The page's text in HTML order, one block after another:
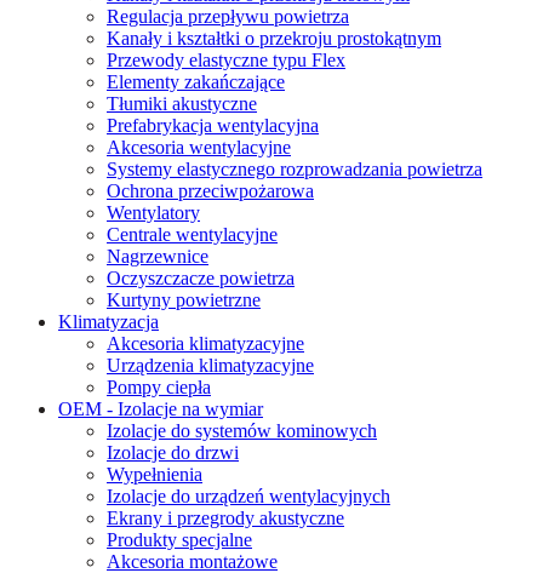
Regulacja przepływu powietrza
Kanały i kształtki o przekroju prostokątnym
Przewody elastyczne typu Flex
Elementy zakańczające
Tłumiki akustyczne
Prefabrykacja wentylacyjna
Akcesoria wentylacyjne
Systemy elastycznego rozprowadzania powietrza
Ochrona przeciwpożarowa
Wentylatory
Centrale wentylacyjne
Nagrzewnice
Oczyszczacze powietrza
Kurtyny powietrzne
Klimatyzacja
Akcesoria klimatyzacyjne
Urządzenia klimatyzacyjne
Pompy ciepła
OEM - Izolacje na wymiar
Izolacje do systemów kominowych
Izolacje do drzwi
Wypełnienia
Izolacje do urządzeń wentylacyjnych
Ekrany i przegrody akustyczne
Produkty specjalne
Akcesoria montażowe